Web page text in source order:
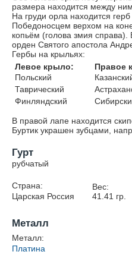
размера находится между
На груди орла находится
Победоносцем верхом на
копьём (голова змия
орден Святого апостола
Гербы на крыльях:
Левое крыло:
Польский
Таврический
Финляндский
Правое
В правой лапе находится
Буртик украшен зубцами,
Гурт
рубчатый
Страна:
Царская Россия
Вес:
41.41 гр.
Металл
Металл:
Платина